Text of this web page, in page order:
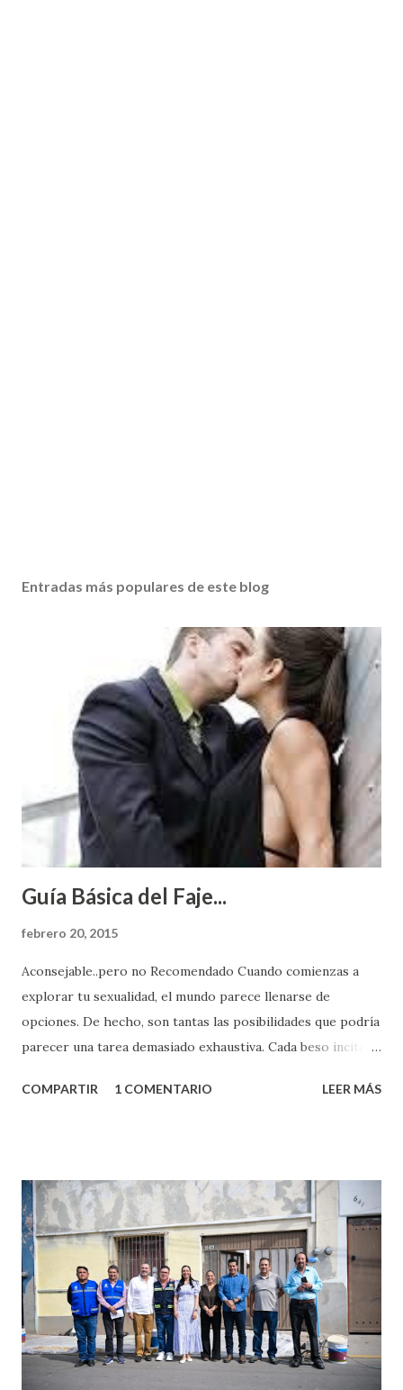
Entradas más populares de este blog
Guía Básica del Faje...
febrero 20, 2015
Aconsejable..pero no Recomendado Cuando comienzas a
explorar tu sexualidad, el mundo parece llenarse de
opciones. De hecho, son tantas las posibilidades que podría
parecer una tarea demasiado exhaustiva. Cada beso incita
partes de ti que jamás hubieras imaginado. El problema es
conoces ni la mitad de lo que deberías saber. Pero incluso
quienes ya han tenido relaciones sexuales no son expertos
o expertas en el tema. Siempre hay algo nuevo que
aprender y nuevas experiencias que conocer. Si eres una
chica y aún no has tenido relaciones sexuales, tal vez
pienses que el sexo será increíble y no puedas esperar para
experimentarlo, pero como cualquier persona con
experiencia te dirá, siempre es mejor cuando ambas partes
COMPARTIR 1 COMENTARIO LEER MÁS